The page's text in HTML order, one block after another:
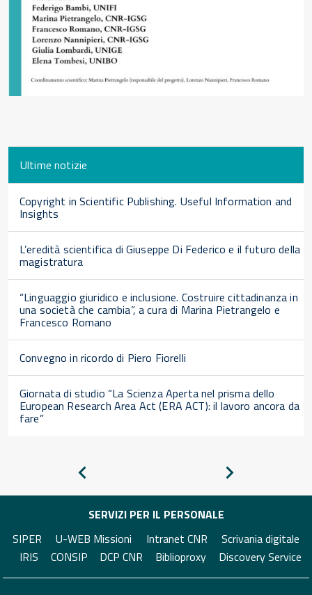
Ultime notizie
Copyright in Scientific Publishing. Useful Information and
Insights
L’eredità scientifica di Giuseppe Di Federico e il futuro della
magistratura
“Linguaggio giuridico e inclusione. Costruire cittadinanza in
una società che cambia”, a cura di Marina Pietrangelo e
Francesco Romano
Convegno in ricordo di Piero Fiorelli
Giornata di studio “La Scienza Aperta nel prisma dello
European Research Area Act (ERA ACT): il lavoro ancora da
fare”
SERVIZI PER IL PERSONALE
SIPER
U-WEB Missioni Intranet CNR
Scrivania digitale
IRIS
CONSIP DCP CNR Biblioproxy Discovery Service